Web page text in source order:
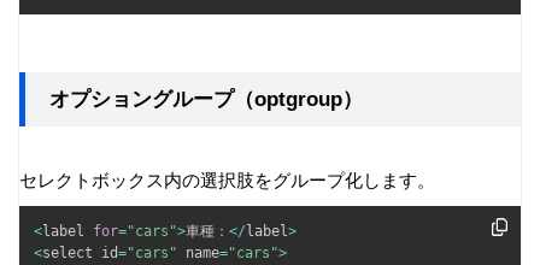
オプショングループ（optgroup）
セレクトボックス内の選択肢をグループ化します。
<label for="cars">車種： </ label>
<select id="cars" name="cars">